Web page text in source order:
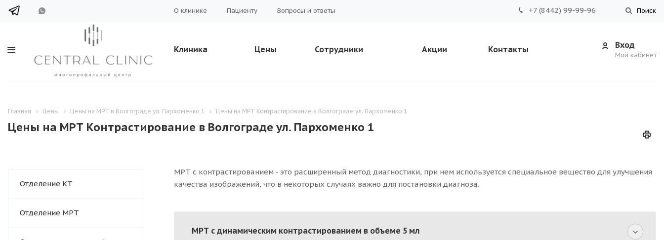
Поиск
О клинике Пациенту Вопросы и ответы +7 (8442) 99-99-96
Вход
Мой кабинет
Клиника Цены Сотрудники Акции Контакты
Главная Цены Цены на МРТ в Волгограде ул. Пархоменко 1 Цены на МРТ Контрастирование в Волгограде ул. Пархоменко 1
Цены на МРТ Контрастирование в Волгограде ул. Пархоменко 1
Отделение КТ
Отделение МРТ
МРТ с контрастированием - это расширенный метод диагностики, при нем используется специальное вещество для улучшения
качества изображений, что в некоторых случаях важно для постановки диагноза.
МРТ с динамическим контрастированием в объеме 5 мл